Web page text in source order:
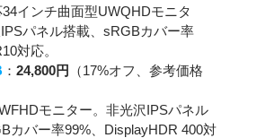
インチ曲面型UWQHDモニタ
パネル搭載、sRGBカバー率
対応。
： 24,800円
（17%オフ、参考価格
モニター。非光沢IPSパネル
カバー率99%、DisplayHDR 400対